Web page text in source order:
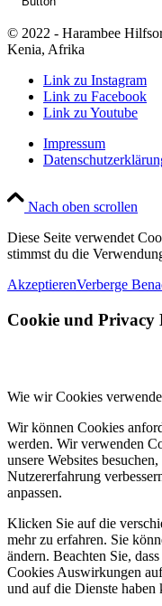
© 2022 - Harambee
Kenia, Afrika
Link zu Instagram
Link zu Facebook
Link zu Youtube
Impressum
Nach oben scrollen
Diese Seite verwendet
stimmst du die
AkzeptierenVerberge
Cookie und Privacy
Wie wir Cookies
Wir können Cookies
werden. Wir verwenden
unsere Websites
Nutzererfahrung
anpassen.
Klicken Sie auf die
mehr zu erfahren. Sie
ändern. Beachten Sie,
Cookies Auswirkungen
und auf die Dienste